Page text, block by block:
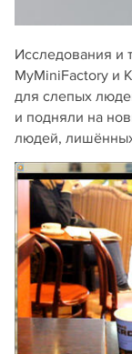
Исследования и
MyMiniFactory и
для слепых
и подняли на
людей,